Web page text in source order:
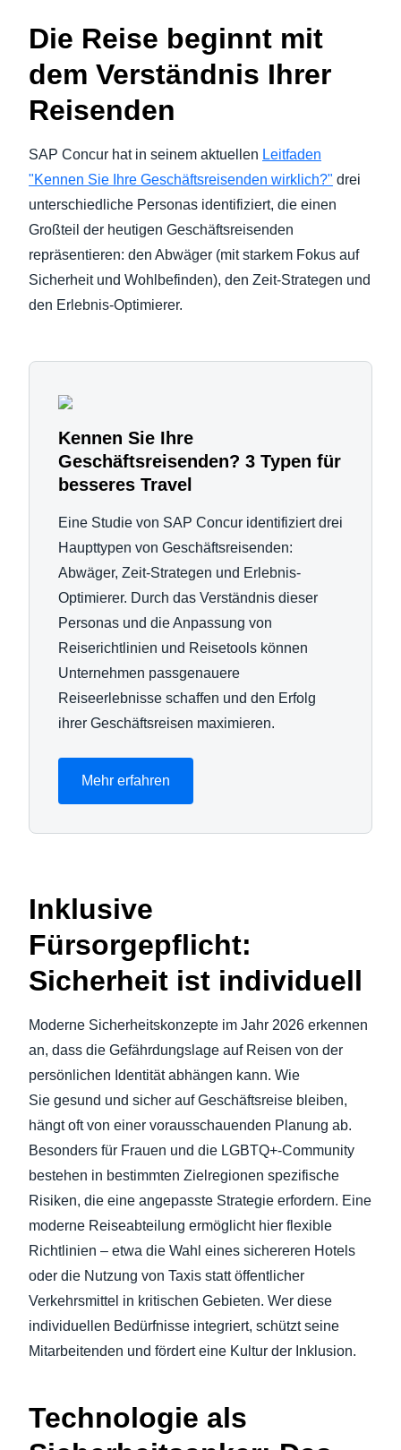
Die Reise beginnt mit
dem Verständnis Ihrer
Reisenden
SAP Concur hat in seinem aktuellen Leitfaden
"Kennen Sie Ihre Geschäftsreisenden wirklich?" drei
unterschiedliche Personas identifiziert, die einen
Großteil der heutigen Geschäftsreisenden
repräsentieren: den Abwäger (mit starkem Fokus auf
Sicherheit und Wohlbefinden), den Zeit-Strategen und
den Erlebnis-Optimierer.
Kennen Sie Ihre
Geschäftsreisenden? 3 Typen für
besseres Travel
Eine Studie von SAP Concur identifiziert drei
Haupttypen von Geschäftsreisenden:
Abwäger, Zeit-Strategen und Erlebnis-
Optimierer. Durch das Verständnis dieser
Personas und die Anpassung von
Reiserichtlinien und Reisetools können
Unternehmen passgenauere
Reiseerlebnisse schaffen und den Erfolg
ihrer Geschäftsreisen maximieren.
Mehr erfahren
Inklusive
Fürsorgepflicht:
Sicherheit ist individuell
Moderne Sicherheitskonzepte im Jahr 2026 erkennen
an, dass die Gefährdungslage auf Reisen von der
persönlichen Identität abhängen kann. Wie
Sie gesund und sicher auf Geschäftsreise bleiben,
hängt oft von einer vorausschauenden Planung ab.
Besonders für Frauen und die LGBTQ+-Community
bestehen in bestimmten Zielregionen spezifische
Risiken, die eine angepasste Strategie erfordern. Eine
moderne Reiseabteilung ermöglicht hier flexible
Richtlinien – etwa die Wahl eines sichereren Hotels
oder die Nutzung von Taxis statt öffentlicher
Verkehrsmittel in kritischen Gebieten. Wer diese
individuellen Bedürfnisse integriert, schützt seine
Mitarbeitenden und fördert eine Kultur der Inklusion.
Technologie als